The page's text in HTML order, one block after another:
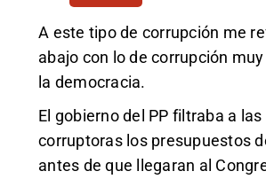
A este tipo de corrupción me
abajo con lo de corrupción
la democracia.
El gobierno del PP filtraba a
corruptoras los presupuestos
antes de que llegaran al